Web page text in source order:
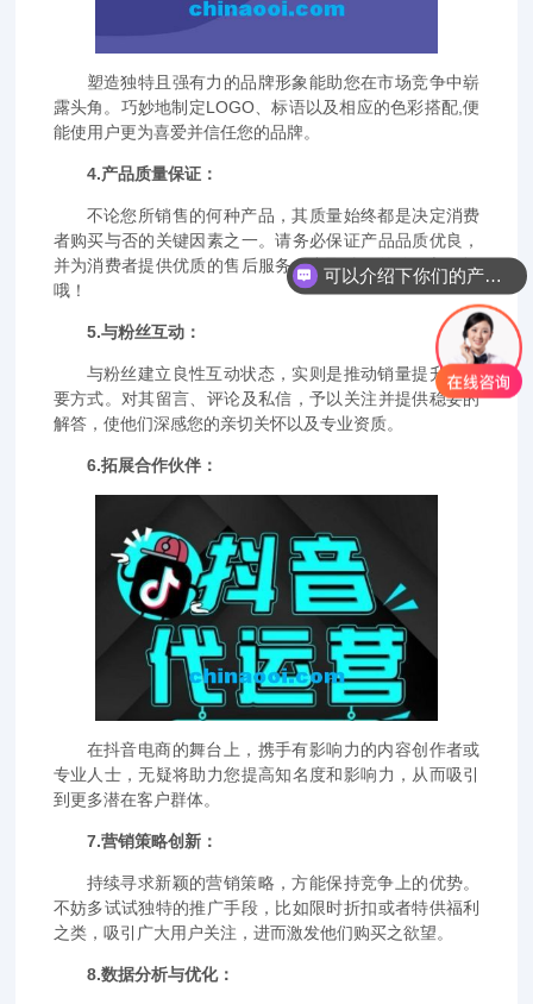
塑造独特且强有力的品牌形象能助您在市场竞争中崭
露头角。巧妙地制定LOGO、标语以及相应的色彩搭配,便
能使用户更为喜爱并信任您的品牌。
4.产品质量保证：
不论您所销售的何种产品，其质量始终都是决定消费
者购买与否的关键因素之一。请务必保证产品品质优良，
并为消费者提供优质的售后服务，赢取他们的信任与好评
哦！
5.与粉丝互动：
与粉丝建立良性互动状态，实则是推动销量提升的重
要方式。对其留言、评论及私信，予以关注并提供稳妥的
解答，使他们深感您的亲切关怀以及专业资质。
6.拓展合作伙伴：
在抖音电商的舞台上，携手有影响力的内容创作者或
专业人士，无疑将助力您提高知名度和影响力，从而吸引
到更多潜在客户群体。
7.营销策略创新：
持续寻求新颖的营销策略，方能保持竞争上的优势。
不妨多试试独特的推广手段，比如限时折扣或者特供福利
之类，吸引广大用户关注，进而激发他们购买之欲望。
8.数据分析与优化：
可以介绍下你们的产品么？